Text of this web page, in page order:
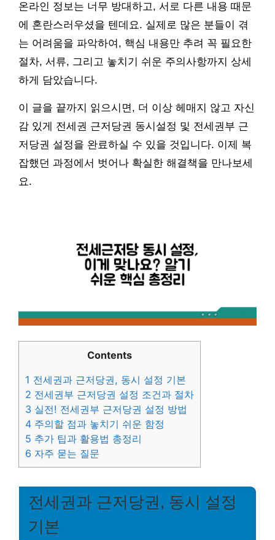
온라인 정보는 너무 방대하고, 서로 다른 내용 때문
에 혼란스러우셨을 텐데요. 실제로 많은 분들이 겪
는 어려움을 파악하여, 핵심 내용만 추려 꼭 필요한
절차, 서류, 그리고 놓치기 쉬운 주의사항까지 상세
하게 담았습니다.
이 글을 끝까지 읽으시면, 더 이상 헤매지 않고 자신
감 있게 전세권 근저당권 동시설정 및 전세권부 근
저당권 설정을 완료하실 수 있을 것입니다. 이제 복
잡했던 과정에서 벗어나 확실한 해결책을 만나보세
요.
Contents
1 전세권과 근저당권, 동시 설정 기본
2 전세권부 근저당권 설정 조건과 절차
3 실전! 전세권부 근저당권 설정 방법
4 주의할 점과 놓치기 쉬운 함정
5 추가 팁과 활용법 총정리
6 자주 묻는 질문
전세권과 근저당권, 동시 설정
기본